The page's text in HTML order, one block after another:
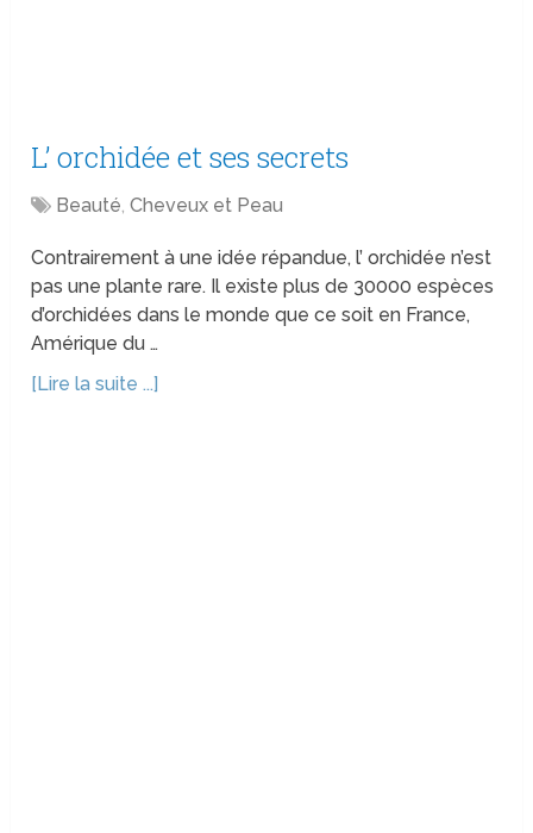
L’ orchidée et ses secrets
Beauté,Cheveux et Peau
Contrairement à une idée répandue, l’ orchidée n’est
pas une plante rare. Il existe plus de 30000 espèces
d’orchidées dans le monde que ce soit en France,
Amérique du …
[Lire la suite ...]